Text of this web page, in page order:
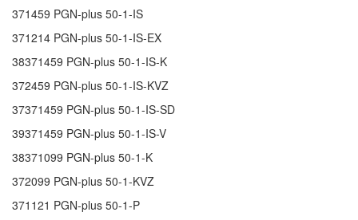
371459 PGN-plus 50-1-IS
371214 PGN-plus 50-1-IS-EX
38371459 PGN-plus 50-1-IS-K
372459 PGN-plus 50-1-IS-KVZ
37371459 PGN-plus 50-1-IS-SD
39371459 PGN-plus 50-1-IS-V
38371099 PGN-plus 50-1-K
372099 PGN-plus 50-1-KVZ
371121 PGN-plus 50-1-P